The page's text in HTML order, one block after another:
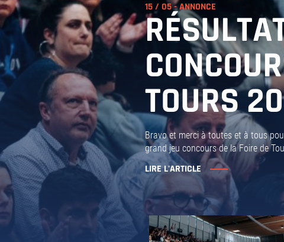
15 / 05 -ANNONCE
TOURS
Bravo et merci à toutes et à tous
grand jeu concours de la Foire de
LIRE L'ARTICLE